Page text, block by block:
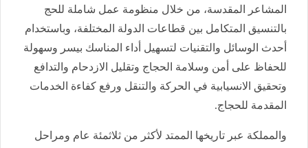
المشاعر المقدسة، من خلال منظومة عمل شاملة للحج
بالتنسيق المتكامل بين قطاعات الدولة المختلفة، وباستخدام
أحدث الوسائل والتقنيات لتسهيل أداء المناسك بيسر وسهولة
للحفاظ على أمن وسلامة الحجاج وتقليل الازدحام والتدافع
وتحقيق الانسيابية في الحركة والتنقل ورفع كفاءة الخدمات
المقدمة للحجاج.
والمملكة عبر تاريخها الممتد لأكثر من ثلاثمئة عام ومراحل